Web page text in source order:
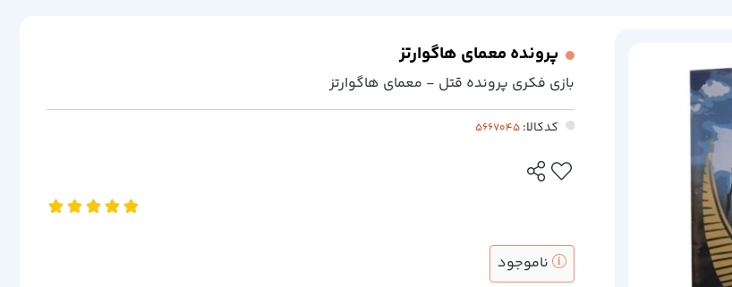
پرونده معمای هاگوارتز
بازی فکری پرونده قتل - معمای هاگوارتز
کدکالا:
ناموجود